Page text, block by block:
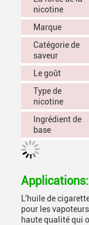
nicotine
Marque
Catégorie de
saveur
Le goût
Type de
nicotine
Ingrédient de
base
Applications:
L'huile de
pour les
haute qualité qui